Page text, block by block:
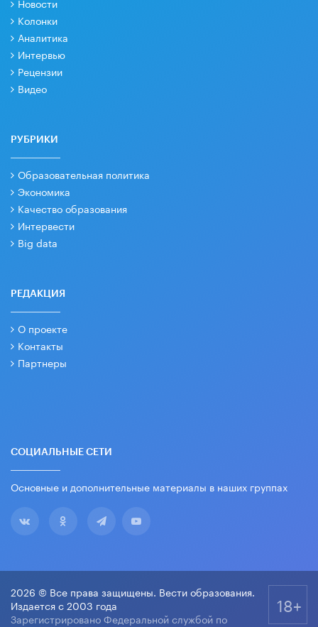
Колонки
Аналитика
Интервью
Рецензии
Видео
РУБРИКИ
Образовательная политика
Экономика
Качество образования
Интервести
Big data
РЕДАКЦИЯ
О проекте
Контакты
Партнеры
СОЦИАЛЬНЫЕ СЕТИ
Основные и дополнительные материалы в наших группах
2026 © Все права защищены. Вести образования.
Издается с 2003 года
Зарегистрировано Федеральной службой по
18+